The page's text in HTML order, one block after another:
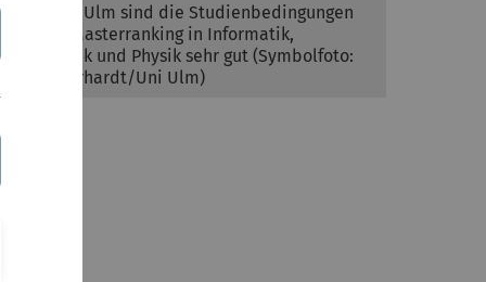
der Uni Ulm sind die Studienbedingungen
laut CHE-Masterranking in Informatik,
Mathematik und Physik sehr gut (Symbolfoto:
Elvira Eberhardt/Uni Ulm)